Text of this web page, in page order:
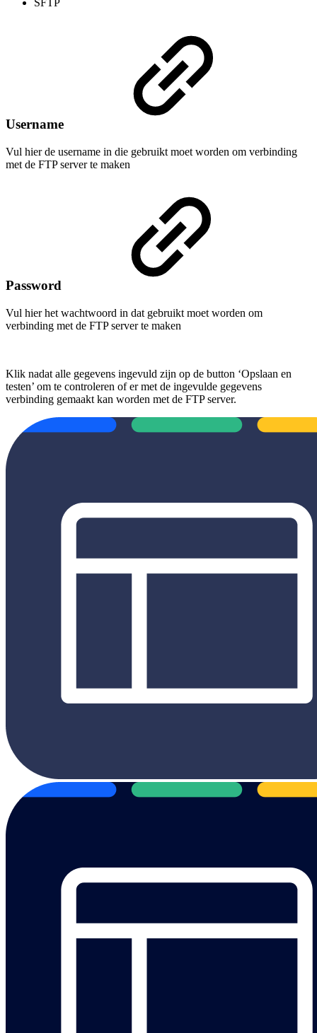
SFTP
Username
Vul hier de username in die gebruikt moet worden om verbinding
met de FTP server te maken
Password
Vul hier het wachtwoord in dat gebruikt moet worden om
verbinding met de FTP server te maken
Klik nadat alle gegevens ingevuld zijn op de button ‘Opslaan en
testen’ om te controleren of er met de ingevulde gegevens
verbinding gemaakt kan worden met de FTP server.